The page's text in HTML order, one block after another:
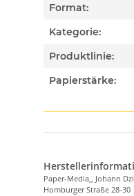
Format:
Kategorie:
Produktlinie:
Papierstärke:
Paper-Media,, Johann
Homburger Straße 28-30